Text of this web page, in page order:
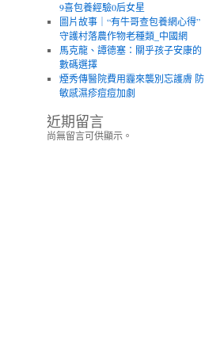
9喜包養經驗0后女星
圖片故事｜“有牛哥查包養網心得”
守護村落農作物老種類_中國網
馬克龍、譚德塞：關乎孩子安康的
數碼選擇
煙秀傳醫院費用霾來襲別忘護膚 防
敏感濕疹痘痘加劇
近期留言
尚無留言可供顯示。